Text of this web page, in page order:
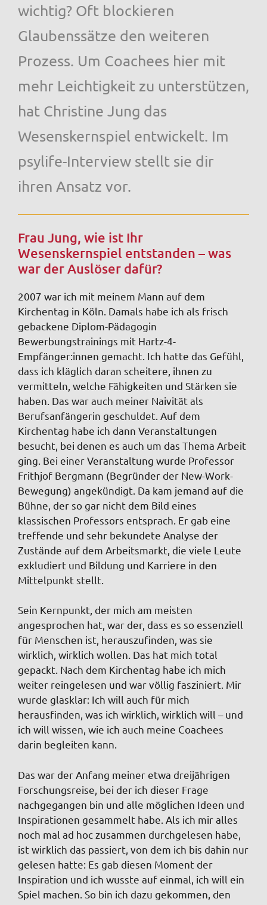
wichtig? Oft blockieren
Glaubenssätze den weiteren
Prozess. Um Coachees hier mit
mehr Leichtigkeit zu unterstützen,
hat Christine Jung das
Wesenskernspiel entwickelt. Im
psylife-Interview stellt sie dir
ihren Ansatz vor.
Frau Jung, wie ist Ihr
Wesenskernspiel entstanden – was
war der Auslöser dafür?
2007 war ich mit meinem Mann auf dem
Kirchentag in Köln. Damals habe ich als frisch
gebackene Diplom-Pädagogin
Bewerbungstrainings mit Hartz-4-
Empfänger:innen gemacht. Ich hatte das Gefühl,
dass ich kläglich daran scheitere, ihnen zu
vermitteln, welche Fähigkeiten und Stärken sie
haben. Das war auch meiner Naivität als
Berufsanfängerin geschuldet. Auf dem
Kirchentag habe ich dann Veranstaltungen
besucht, bei denen es auch um das Thema Arbeit
ging. Bei einer Veranstaltung wurde Professor
Frithjof Bergmann (Begründer der New-Work-
Bewegung) angekündigt. Da kam jemand auf die
Bühne, der so gar nicht dem Bild eines
klassischen Professors entsprach. Er gab eine
treffende und sehr bekundete Analyse der
Zustände auf dem Arbeitsmarkt, die viele Leute
exkludiert und Bildung und Karriere in den
Mittelpunkt stellt.
Sein Kernpunkt, der mich am meisten
angesprochen hat, war der, dass es so essenziell
für Menschen ist, herauszufinden, was sie
wirklich, wirklich wollen. Das hat mich total
gepackt. Nach dem Kirchentag habe ich mich
weiter reingelesen und war völlig fasziniert. Mir
wurde glasklar: Ich will auch für mich
herausfinden, was ich wirklich, wirklich will – und
ich will wissen, wie ich auch meine Coachees
darin begleiten kann.
Das war der Anfang meiner etwa dreijährigen
Forschungsreise, bei der ich dieser Frage
nachgegangen bin und alle möglichen Ideen und
Inspirationen gesammelt habe. Als ich mir alles
noch mal ad hoc zusammen durchgelesen habe,
ist wirklich das passiert, von dem ich bis dahin nur
gelesen hatte: Es gab diesen Moment der
Inspiration und ich wusste auf einmal, ich will ein
Spiel machen. So bin ich dazu gekommen, den